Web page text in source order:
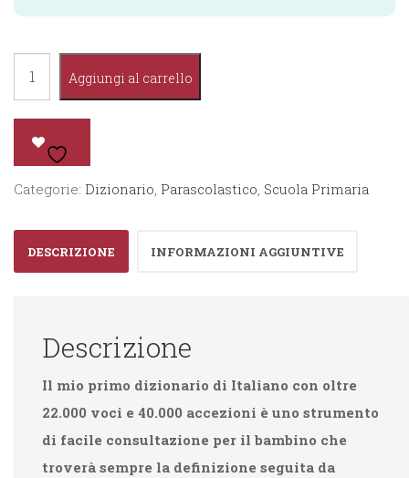
primo
dizionario
Italiano
quantità
Aggiungi al carrello
Categorie: Dizionario, Parascolastico, Scuola Primaria
DESCRIZIONE INFORMAZIONI AGGIUNTIVE
Descrizione
Il mio primo dizionario di Italiano con oltre
22.000 voci e 40.000 accezioni è uno strumento
di facile consultazione per il bambino che
troverà sempre la definizione seguita da